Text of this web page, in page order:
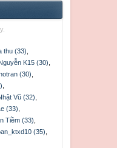
thu (33)
K15 (30)
(30)
Vũ (32)
(33)
Tiềm (33)
(35)